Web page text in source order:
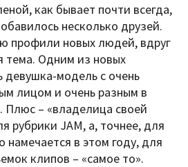
как бывает почти всегда,
несколько друзей.
профили новых людей, вдруг
тема. Одним из новых
девушка-модель с очень
лицом и очень разным в
Плюс – «владелица своей
рубрики JAM, а, точнее, для
намечается в этом году, для
клипов – «самое то».